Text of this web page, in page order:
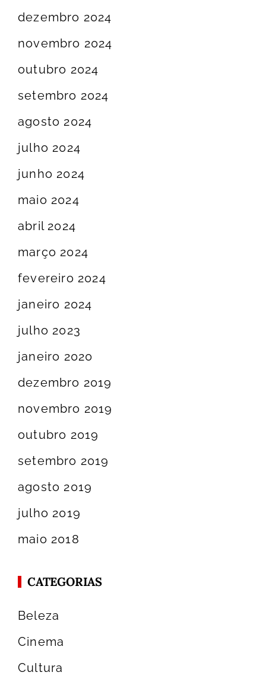
dezembro 2024
novembro 2024
outubro 2024
setembro 2024
agosto 2024
julho 2024
junho 2024
maio 2024
abril 2024
março 2024
fevereiro 2024
janeiro 2024
julho 2023
janeiro 2020
dezembro 2019
novembro 2019
outubro 2019
setembro 2019
agosto 2019
julho 2019
maio 2018
CATEGORIAS
Beleza
Cinema
Cultura